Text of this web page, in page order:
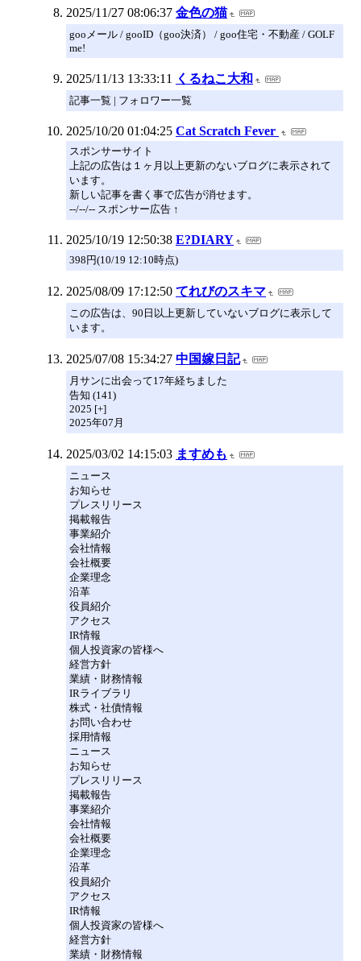
2025/11/27 08:06:37 金色の猫
gooメール / gooID（goo決済） / goo住宅・不動産 / GOLF
me!
2025/11/13 13:33:11 くるねこ大和
記事一覧 | フォロワー一覧
2025/10/20 01:04:25 Cat Scratch Fever
スポンサーサイト
上記の広告は１ヶ月以上更新のないブログに表示されて
います。
新しい記事を書く事で広告が消せます。
--/--/-- スポンサー広告 ↑
2025/10/19 12:50:38 E?DIARY
398円(10/19 12:10時点)
2025/08/09 17:12:50 てれびのスキマ
この広告は、90日以上更新していないブログに表示して
います。
2025/07/08 15:34:27 中国嫁日記
月サンに出会って17年経ちました
告知 (141)
2025 [+]
2025年07月
2025/03/02 14:15:03 ますめも
ニュース
お知らせ
プレスリリース
掲載報告
事業紹介
会社情報
会社概要
企業理念
沿革
役員紹介
アクセス
IR情報
個人投資家の皆様へ
経営方針
業績・財務情報
IRライブラリ
株式・社債情報
お問い合わせ
採用情報
ニュース
お知らせ
プレスリリース
掲載報告
事業紹介
会社情報
会社概要
企業理念
沿革
役員紹介
アクセス
IR情報
個人投資家の皆様へ
経営方針
業績・財務情報